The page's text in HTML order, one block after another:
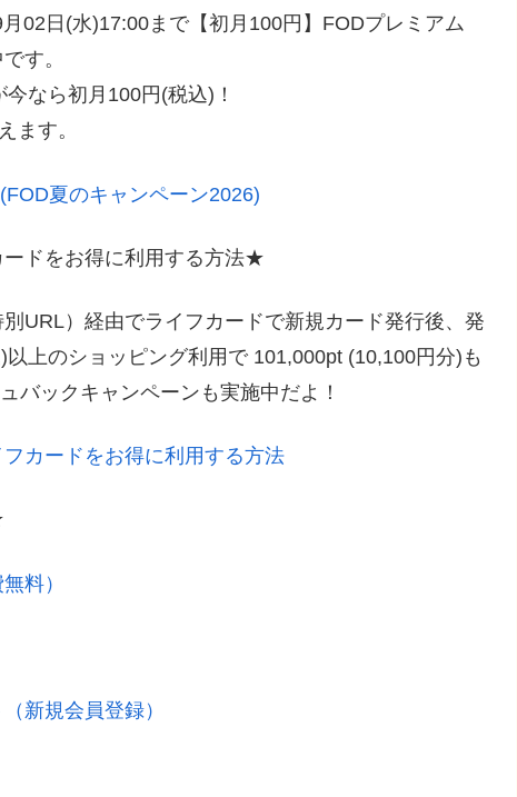
02日(水)17:00まで【初月100円】FODプレミアム
す。
なら初月100円(税込)！
ます。
夏のキャンペーン2026)
ドをお得に利用する方法★
URL）経由でライフカードで新規カード発行後、発
上のショッピング利用で 101,000pt (10,100円分)も
バックキャンペーンも実施中だよ！
カードをお得に利用する方法
料）
新規会員登録）